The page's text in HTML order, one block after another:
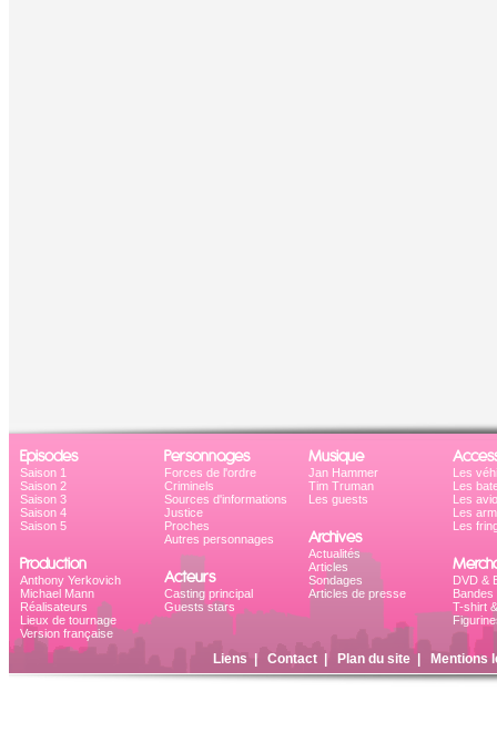
Episodes
Saison 1
Saison 2
Saison 3
Saison 4
Saison 5
Production
Anthony Yerkovich
Michael Mann
Réalisateurs
Lieux de tournage
Version française
Personnages
Forces de l'ordre
Criminels
Sources d'informations
Justice
Proches
Autres personnages
Acteurs
Casting principal
Guests stars
Musique
Jan Hammer
Tim Truman
Les guests
Archives
Actualités
Articles
Sondages
Articles de presse
Les
Les
Les
Les
Les
DVD &
Bandes
T-shirt
Liens Contact| Plan du site| Mentions